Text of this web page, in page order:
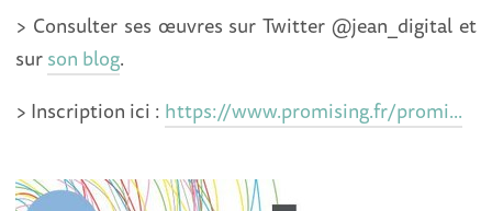
> Consulter ses œuvres sur Twitter @jean_digital et
surson blog.
> Inscription ici : https://www.promising.fr/promi...